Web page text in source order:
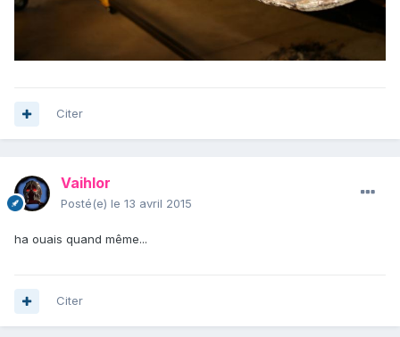
Citer
Vaihlor
Posté(e) le 13 avril 2015
ha ouais quand même...
Citer